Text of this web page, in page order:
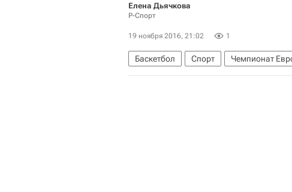
Елена Дьячкова
Р-Спорт
19 ноября 2016, 21:02 1
Баскетбол Спорт
Чемпионат
Евгения Белякова